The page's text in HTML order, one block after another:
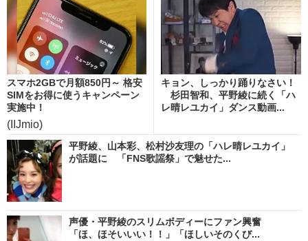
スマホ2GBで月額850円～ 格安
SIMをお得に使うキャンペーン
実施中！
(IIJmio)
キョン、しっかり踊りなさい！
杉田智和、平野綾に続く「ハ
レ晴レユカイ」ダンス動画...
平野綾、山本彩、松村沙友理の「ハレ晴レユカイ」
が話題に 「FNS歌謡祭」で魅せた...
声優・平野綾のスリムボディーにファン興奮
「ほ、ほそいいい！！」「ほしいそのくび...